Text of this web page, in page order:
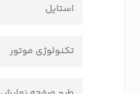
استایل
تکنولوژی موتور